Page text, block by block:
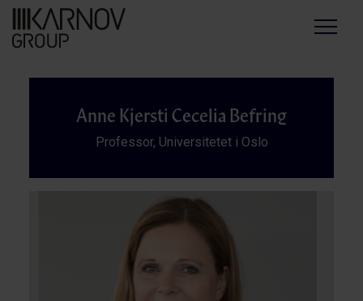
Menu
Anne Kjersti Cecelia Befring
Professor, Universitetet i Oslo